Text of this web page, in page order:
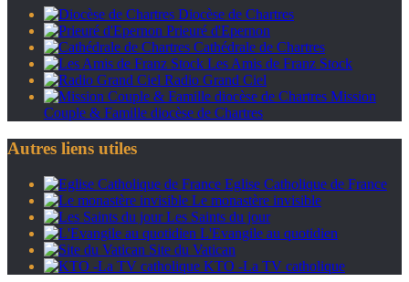
Diocèse de Chartres
Prieuré d'Epernon
Cathédrale de Chartres
Les Amis de Franz Stock
Radio Grand Ciel
Mission
Couple & Famille diocèse de Chartres
Autres liens utiles
Eglise Catholique de France
Le monastère invisible
Les Saints du jour
L'Evangile au quotidien
Site du Vatican
KTO -La TV catholique